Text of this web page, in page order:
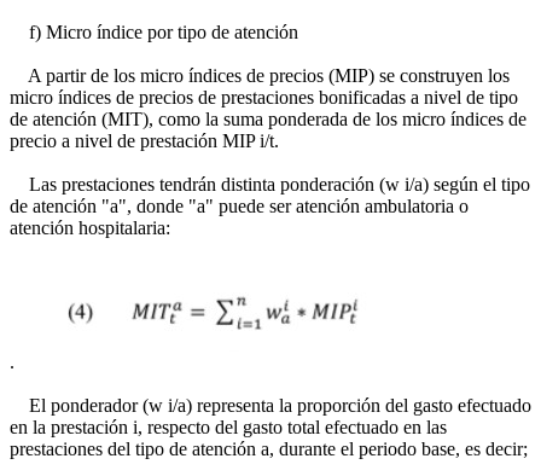
f) Micro índice por tipo de atención
A partir de los micro índices de precios (MIP) se construyen los
micro índices de precios de prestaciones bonificadas a nivel de tipo
de atención (MIT), como la suma ponderada de los micro índices de
precio a nivel de prestación MIP i/t.
Las prestaciones tendrán distinta ponderación (w i/a) según el tipo
de atención "a", donde "a" puede ser atención ambulatoria o
atención hospitalaria:
.
El ponderador (w i/a) representa la proporción del gasto efectuado
en la prestación i, respecto del gasto total efectuado en las
prestaciones del tipo de atención a, durante el periodo base, es decir;